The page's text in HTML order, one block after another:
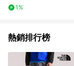
1%
熱銷排行榜